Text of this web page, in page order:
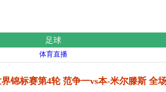
足球
体育直播
锦标赛第4轮 范争一vs本-米尔滕斯 全